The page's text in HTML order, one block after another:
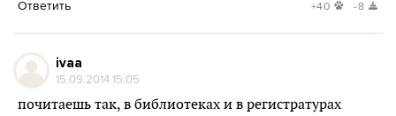
Ответить +40 -8
ivaa
15.09.2014 15:05
почитаешь так, в библиотеках и в регистратурах